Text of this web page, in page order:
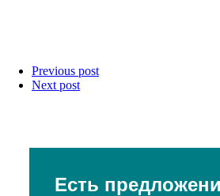
Previous post
Next post
Есть